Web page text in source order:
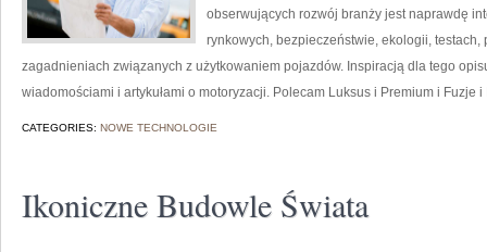
obserwujących rozwój branży jest naprawdę
rynkowych, bezpieczeństwie, ekologii,
zagadnieniach związanych z użytkowaniem pojazdów. Inspiracją dla tego
wiadomościami i artykułami o motoryzacji. Polecam Luksus i Premium i Fuzje
CATEGORIES: NOWE TECHNOLOGIE
Ikoniczne Budowle Świata